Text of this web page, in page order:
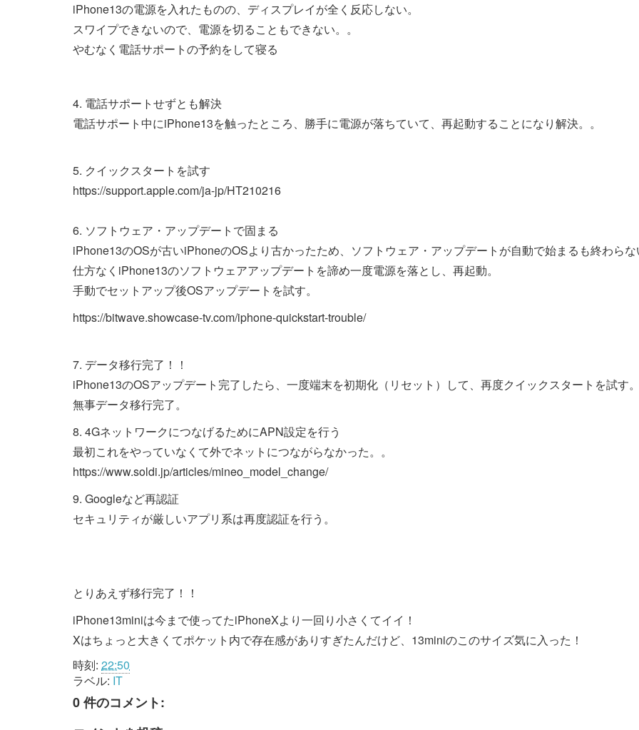
iPhone13の電源を入れたものの、ディスプレイが全く反応しない。
スワイプできないので、電源を切ることもできない。。
やむなく電話サポートの予約をして寝る
4. 電話サポートせずとも解決
電話サポート中にiPhone13を触ったところ、勝手に電源が落ちていて、再起動することになり解決。。
5. クイックスタートを試す
https://support.apple.com/ja-jp/HT210216
6. ソフトウェア・アップデートで固まる
iPhone13のOSが古いiPhoneのOSより古かったため、ソフトウェア・アップデートが自動で始まるも終わらな
仕方なくiPhone13のソフトウェアアップデートを諦め一度電源を落とし、再起動。
手動でセットアップ後OSアップデートを試す。
https://bitwave.showcase-tv.com/iphone-quickstart-trouble/
7. データ移行完了！！
iPhone13のOSアップデート完了したら、一度端末を初期化（リセット）して、再度クイックスタートを試す。
無事データ移行完了。
8. 4GネットワークにつなげるためにAPN設定を行う
最初これをやっていなくて外でネットにつながらなかった。。
https://www.soldi.jp/articles/mineo_model_change/
9. Googleなど再認証
セキュリティが厳しいアプリ系は再度認証を行う。
とりあえず移行完了！！
iPhone13miniは今まで使ってたiPhoneXより一回り小さくてイイ！
Xはちょっと大きくてポケット内で存在感がありすぎたんだけど、13miniのこのサイズ気に入った！
時刻: 22:50
ラベル: IT
0 件のコメント: